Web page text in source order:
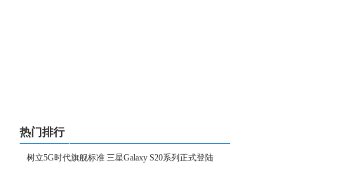
热门排行
树立5G时代旗舰标准 三星Galaxy S20系列正式登陆